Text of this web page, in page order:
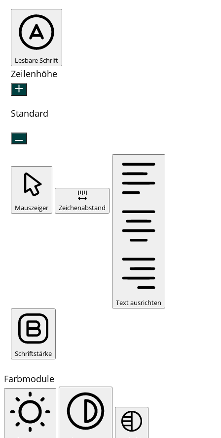
Lesbare Schrift
Zeilenhöhe
Standard
Mauszeiger Zeichenabstand
Text ausrichten
Schriftstärke
Farbmodule